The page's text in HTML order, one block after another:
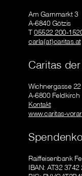
Am Garnmarkt 3
A-6840 Götzis
T05522 200-
carla(at)caritas.at
Caritas
Wichnergasse 22
A-6800 Feldkirch
Kontakt
www.caritas-
Raiffeisenbank
IBAN: AT32